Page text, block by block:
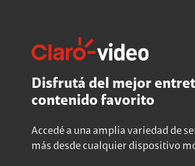
Disfrutá del mejor
contenido favorito
Accedé a una amplia variedad de
más desde cualquier dispositivo